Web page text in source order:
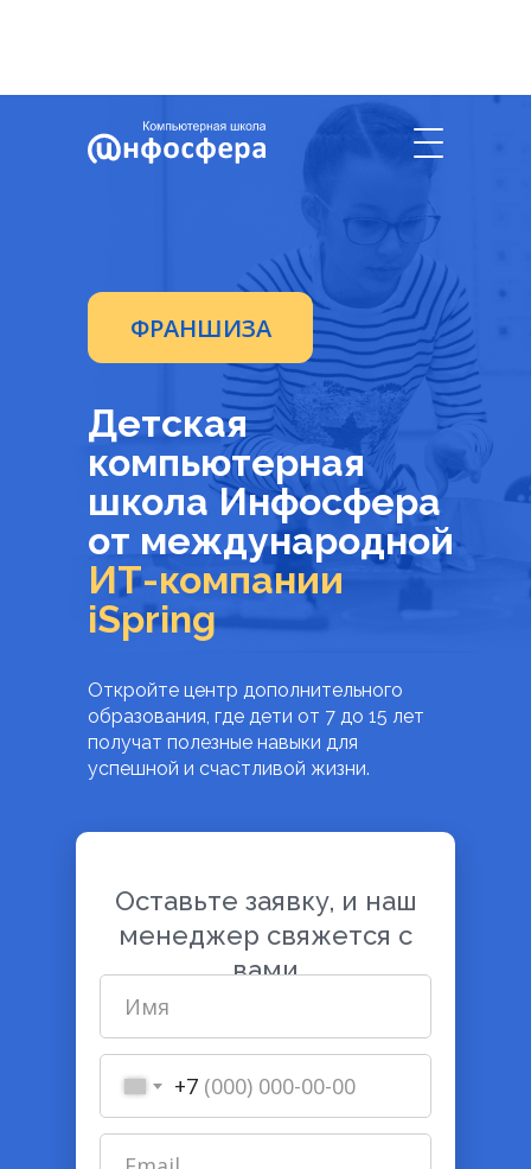
Цифры и факты
Поддержка
+7 937-117-76-17
ФРАНШИЗА
Откройте центр дополнительного
образования, где дети от 7 до 15 лет
получат полезные навыки для
успешной и счастливой жизни.
Оставьте заявку, и наш
менеджер свяжется с
вами
Детская
компьютерная
школа Инфосфера
от международной
ИТ-компании
iSpring
+7